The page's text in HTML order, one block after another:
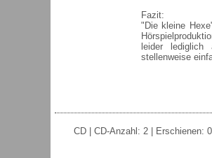
Fazit:
"Die kleine
leider
stellenweise
CD | CD-Anzahl: 2 | Erschienen: